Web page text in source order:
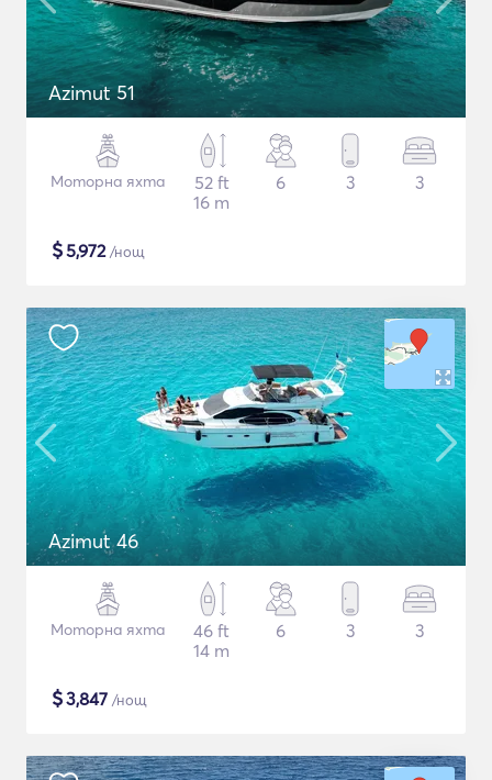
Azimut 51
Моторна яхта
52 ft
16 m
6 3 3
$5,972/нощ
Azimut 46
Моторна яхта
46 ft
14 m
6 3 3
$3,847 /нощ